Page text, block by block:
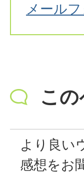
メール
こ
より良い
感想をお